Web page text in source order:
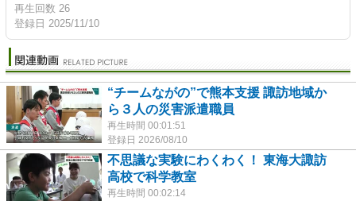
再生回数 26
登録日 2025/11/10
“チームながの”で熊本支援 諏訪地域か
ら３人の災害派遣職員
再生時間 00:01:51
登録日 2026/08/10
不思議な実験にわくわく！ 東海大諏訪
高校で科学教室
再生時間 00:02:14